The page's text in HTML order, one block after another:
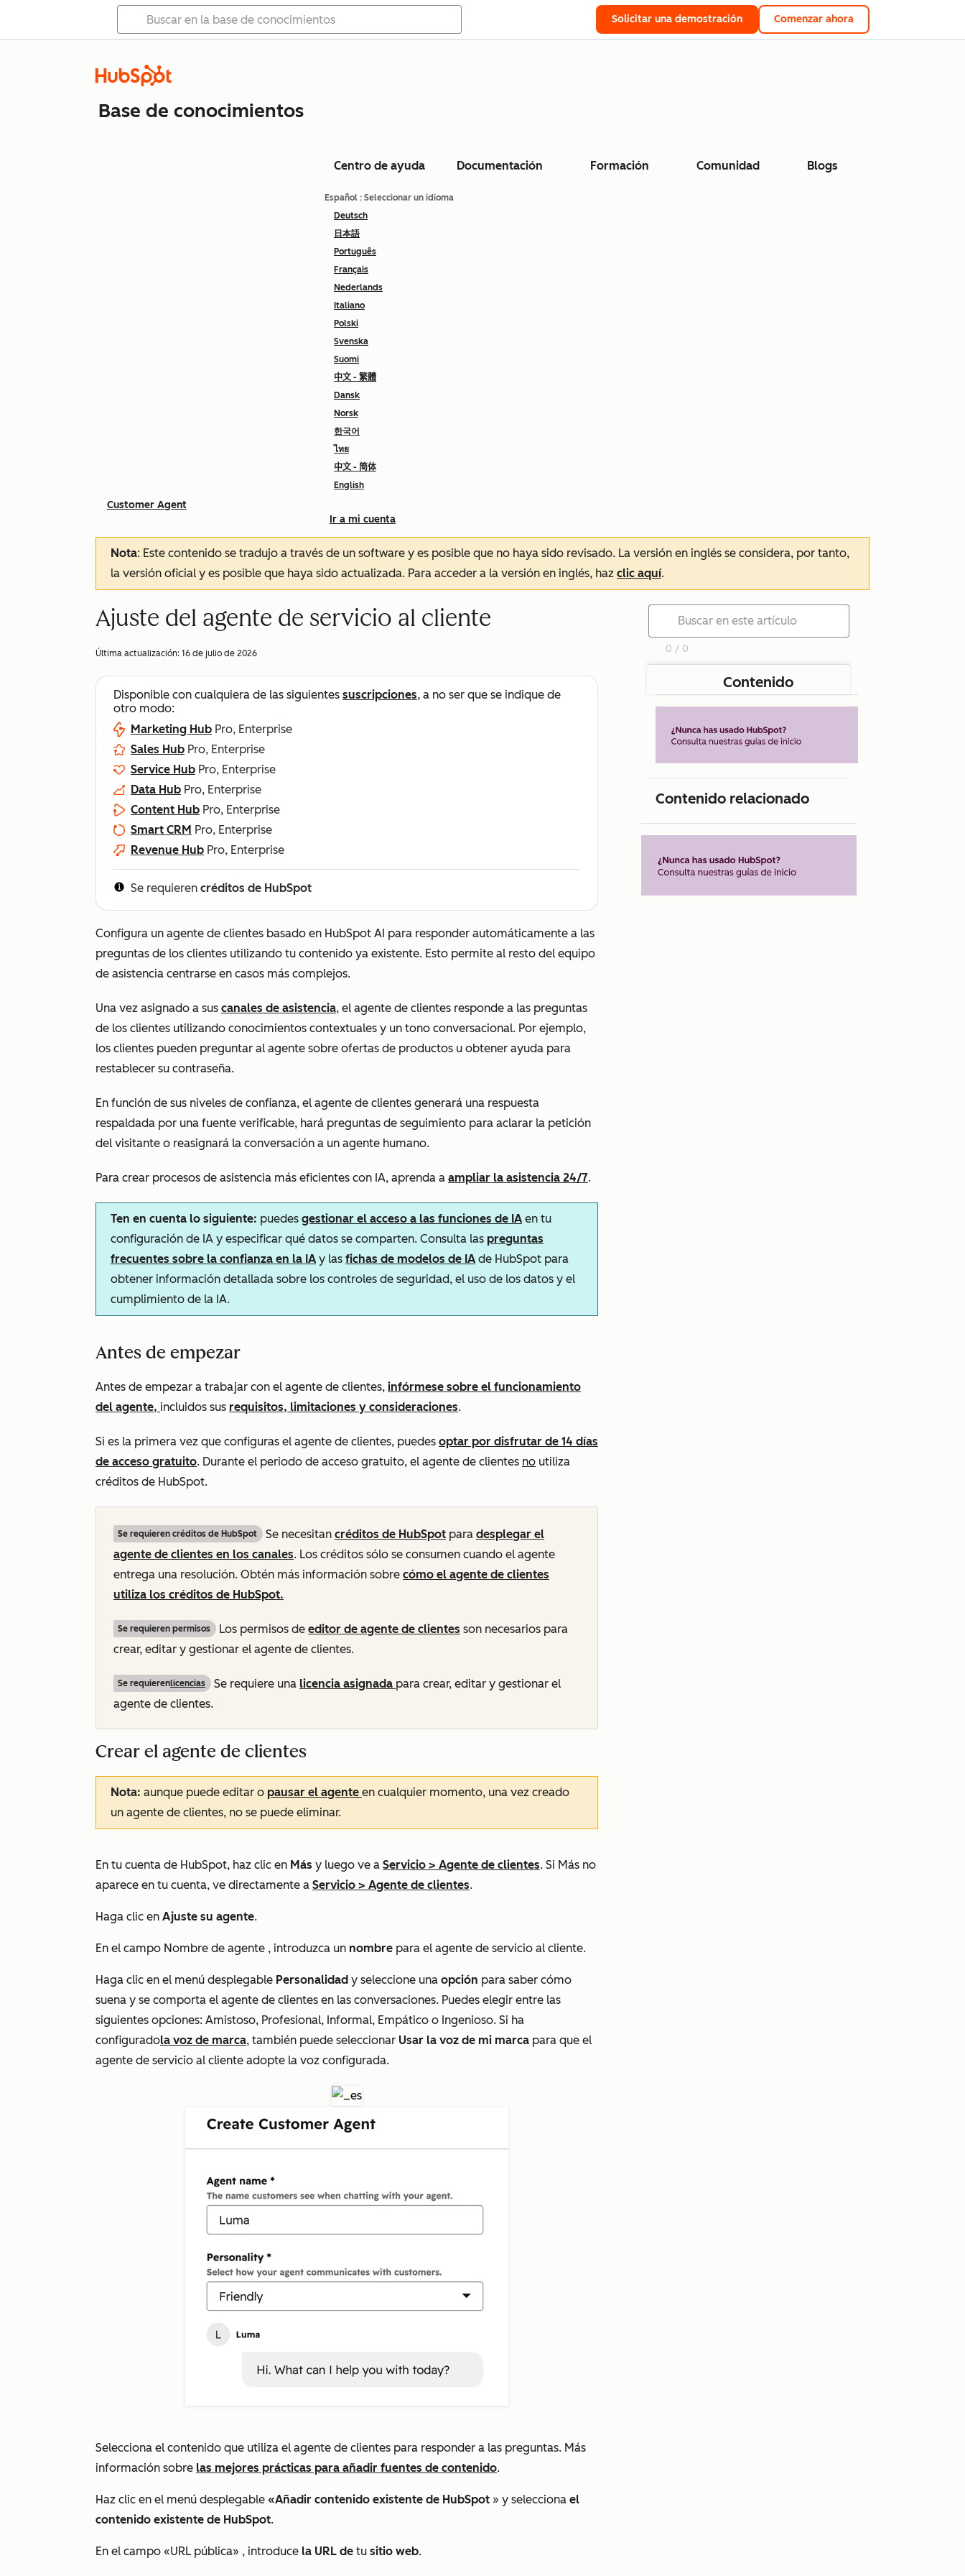
Solicitar una demostración Comenzar ahora
Base de conocimientos
Centro de ayuda Documentación Formación Comunidad Blogs
Español : Seleccionar un idioma
Deutsch
日本語
Português
Français
Nederlands
Italiano
Polski
Svenska
Suomi
中文 - 繁體
Dansk
Norsk
한국어
ไทย
中文 - 简体
English
Ir a mi cuenta
Customer Agent
Nota: Este contenido se tradujo a través de un software y es posible que no haya sido revisado. La versión en inglés se considera, por tanto,
la versión oficial y es posible que haya sido actualizada. Para acceder a la versión en inglés, haz clic aquí.
Ajuste del agente de servicio al cliente
Última actualización: 16 de julio de 2026
Disponible con cualquiera de las siguientes suscripciones, a no ser que se indique de
otro modo:
Marketing Hub Pro, Enterprise
Sales Hub Pro, Enterprise
Service Hub Pro, Enterprise
Data Hub Pro, Enterprise
Content Hub Pro, Enterprise
Smart CRM Pro, Enterprise
Revenue Hub Pro, Enterprise
Se requieren créditos de HubSpot
Configura un agente de clientes basado en HubSpot AI para responder automáticamente a las
preguntas de los clientes utilizando tu contenido ya existente. Esto permite al resto del equipo
de asistencia centrarse en casos más complejos.
Una vez asignado a sus canales de asistencia, el agente de clientes responde a las preguntas
de los clientes utilizando conocimientos contextuales y un tono conversacional. Por ejemplo,
los clientes pueden preguntar al agente sobre ofertas de productos u obtener ayuda para
restablecer su contraseña.
En función de sus niveles de confianza, el agente de clientes generará una respuesta
respaldada por una fuente verificable, hará preguntas de seguimiento para aclarar la petición
del visitante o reasignará la conversación a un agente humano.
Para crear procesos de asistencia más eficientes con IA, aprenda a ampliar la asistencia 24/7.
Ten en cuenta lo siguiente: puedes gestionar el acceso a las funciones de IA en tu
configuración de IA y especificar qué datos se comparten. Consulta las preguntas
frecuentes sobre la confianza en la IA y las fichas de modelos de IA de HubSpot para
obtener información detallada sobre los controles de seguridad, el uso de los datos y el
cumplimiento de la IA.
Antes de empezar
Antes de empezar a trabajar con el agente de clientes, infórmese sobre el funcionamiento
del agente, incluidos sus requisitos, limitaciones y consideraciones.
Si es la primera vez que configuras el agente de clientes, puedes optar por disfrutar de 14 días
de acceso gratuito. Durante el periodo de acceso gratuito, el agente de clientes no utiliza
créditos de HubSpot.
Se requieren créditos de HubSpot Se necesitan créditos de HubSpot para desplegar el
agente de clientes en los canales. Los créditos sólo se consumen cuando el agente
entrega una resolución. Obtén más información sobre cómo el agente de clientes
utiliza los créditos de HubSpot.
Se requieren permisos Los permisos de editor de agente de clientes son necesarios para
crear, editar y gestionar el agente de clientes.
Se requierenlicencias Se requiere una licencia asignada para crear, editar y gestionar el
agente de clientes.
Crear el agente de clientes
Nota: aunque puede editar o pausar el agente en cualquier momento, una vez creado
un agente de clientes, no se puede eliminar.
En tu cuenta de HubSpot, haz clic en Más y luego ve a Servicio > Agente de clientes. Si Más no
aparece en tu cuenta, ve directamente a Servicio > Agente de clientes.
Haga clic en Ajuste su agente.
En el campo Nombre de agente , introduzca un nombre para el agente de servicio al cliente.
Haga clic en el menú desplegable Personalidad y seleccione una opción para saber cómo
suena y se comporta el agente de clientes en las conversaciones. Puedes elegir entre las
siguientes opciones: Amistoso, Profesional, Informal, Empático o Ingenioso. Si ha
configuradola voz de marca, también puede seleccionar Usar la voz de mi marca para que el
agente de servicio al cliente adopte la voz configurada.
Selecciona el contenido que utiliza el agente de clientes para responder a las preguntas. Más
información sobre las mejores prácticas para añadir fuentes de contenido.
Haz clic en el menú desplegable «Añadir contenido existente de HubSpot » y selecciona el
contenido existente de HubSpot.
En el campo «URL pública» , introduce la URL de tu sitio web.
0 / 0
Contenido
Contenido relacionado